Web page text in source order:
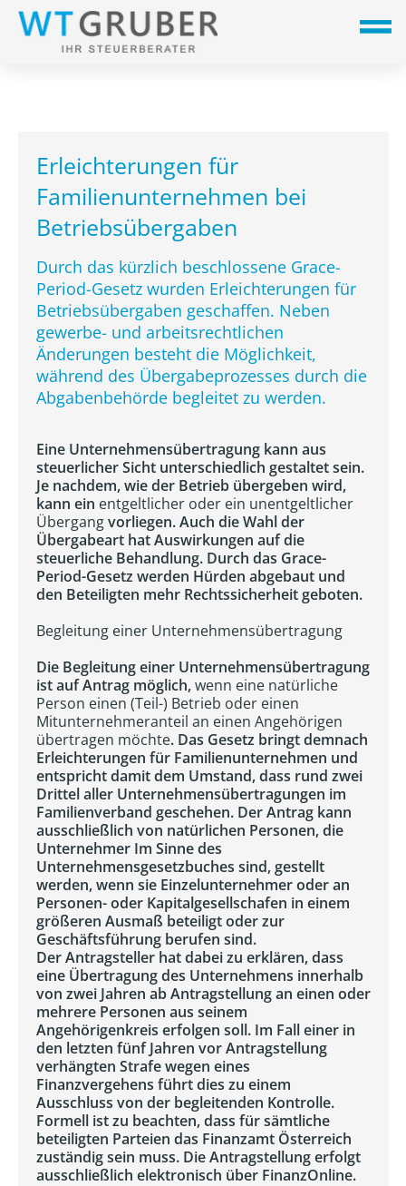
Erleichterungen für
Familienunternehmen bei
Betriebsübergaben
Durch das kürzlich beschlossene Grace-
Period-Gesetz wurden Erleichterungen für
Betriebsübergaben geschaffen. Neben
gewerbe- und arbeitsrechtlichen
Änderungen besteht die Möglichkeit,
während des Übergabeprozesses durch die
Abgabenbehörde begleitet zu werden.
Eine Unternehmensübertragung kann aus
steuerlicher Sicht unterschiedlich gestaltet sein.
Je nachdem, wie der Betrieb übergeben wird,
kann ein entgeltlicher oder ein unentgeltlicher
Übergangvorliegen. Auch die Wahl der
Übergabeart hat Auswirkungen auf die
steuerliche Behandlung. Durch das Grace-
Period-Gesetz werden Hürden abgebaut und
den Beteiligten mehr Rechtssicherheit geboten.
Begleitung einer Unternehmensübertragung
Die Begleitung einer Unternehmensübertragung
ist auf Antrag möglich,wenn eine natürliche
Person einen (Teil-) Betrieb oder einen
Mitunternehmeranteil an einen Angehörigen
übertragen möchte. Das Gesetz bringt demnach
Erleichterungen für Familienunternehmen und
entspricht damit dem Umstand, dass rund zwei
Drittel aller Unternehmensübertragungen im
Familienverband geschehen. Der Antrag kann
ausschließlich von natürlichen Personen, die
Unternehmer Im Sinne des
Unternehmensgesetzbuches sind, gestellt
werden, wenn sie Einzelunternehmer oder an
Personen- oder Kapitalgesellschafen in einem
größeren Ausmaß beteiligt oder zur
Geschäftsführung berufen sind.
Der Antragsteller hat dabei zu erklären, dass
eine Übertragung des Unternehmens innerhalb
von zwei Jahren ab Antragstellung an einen oder
mehrere Personen aus seinem
Angehörigenkreis erfolgen soll. Im Fall einer in
den letzten fünf Jahren vor Antragstellung
verhängten Strafe wegen eines
Finanzvergehens führt dies zu einem
Ausschluss von der begleitenden Kontrolle.
Formell ist zu beachten, dass für sämtliche
beteiligten Parteien das Finanzamt Österreich
zuständig sein muss. Die Antragstellung erfolgt
ausschließlich elektronisch über FinanzOnline.